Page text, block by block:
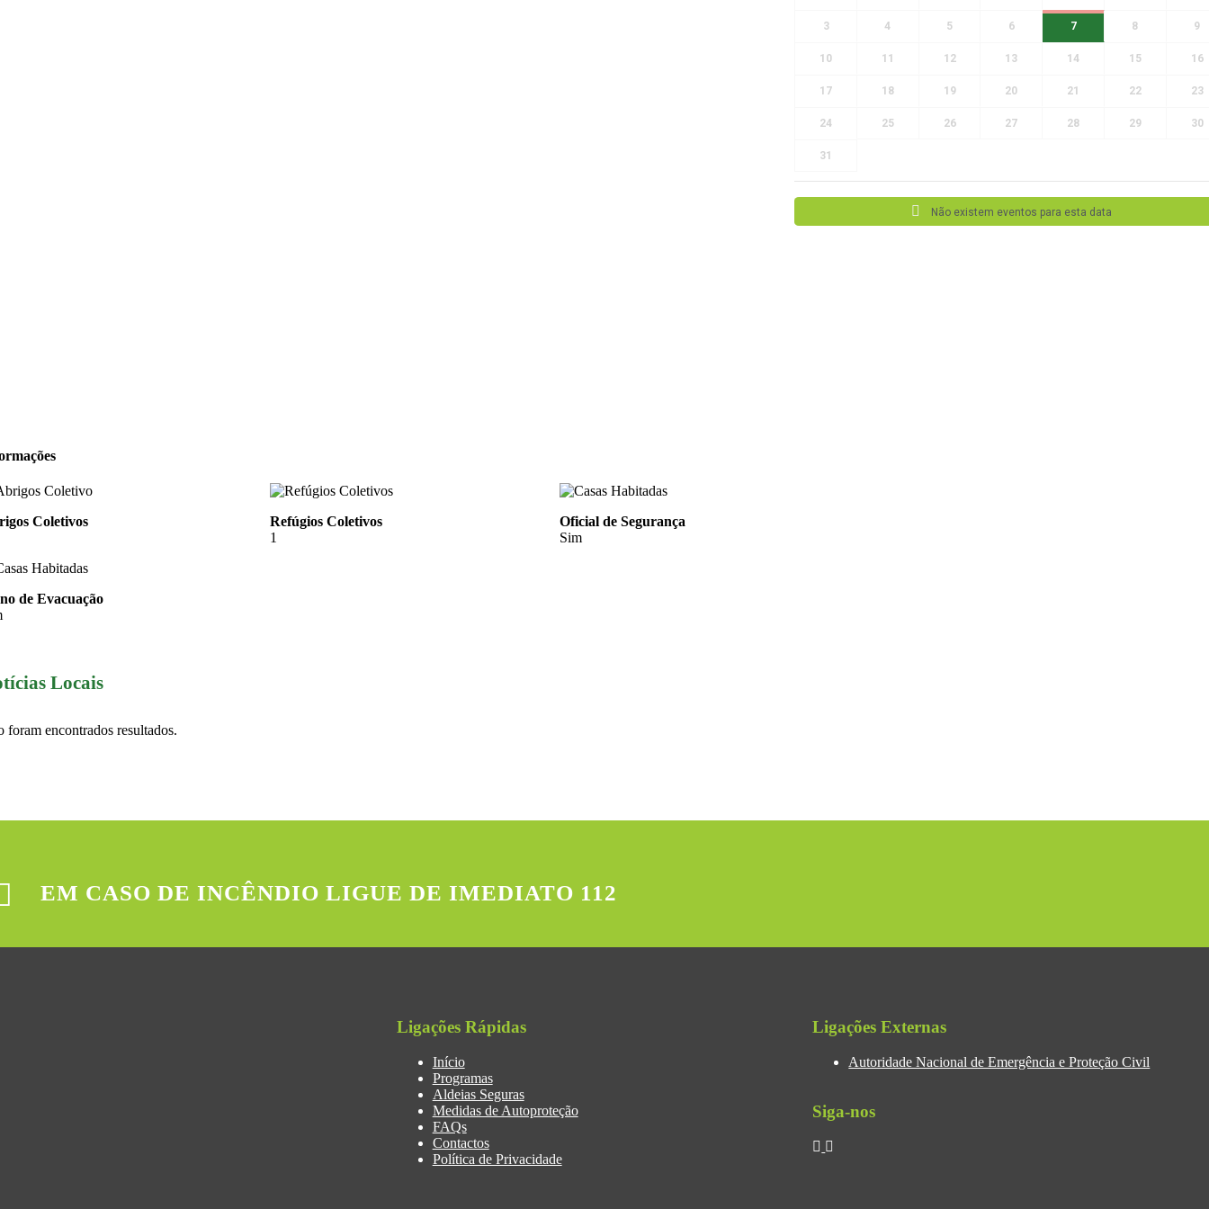
Coletivos
Refúgios Coletivos
1
Oficial de Segurança
Sim
de Evacuação
Locais
foram encontrados resultados.
3 4 5 6 7 8 9
10 11 12 13 14 15 16
17 18 19 20 21 22 23
24 25 26 27 28 29 30
31
Não existem eventos para esta data
EM CASO DE INCÊNDIO LIGUE DE IMEDIATO 112
Ligações Rápidas
Início
Programas
Aldeias Seguras
Medidas de Autoproteção
FAQs
Contactos
Política de Privacidade
Ligações Externas
Autoridade Nacional de Emergência e Proteção Civil
Siga-nos